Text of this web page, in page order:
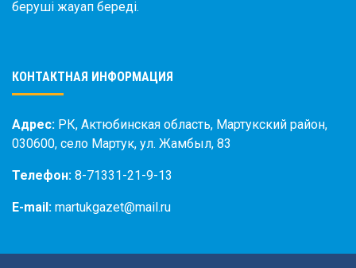
беруші жауап береді.
КОНТАКТНАЯ ИНФОРМАЦИЯ
Адрес: РК, Актюбинская область, Мартукский район,
030600, село Мартук, ул. Жамбыл, 83
Телефон: 8-71331-21-9-13
E-mail: martukgazet@mail.ru